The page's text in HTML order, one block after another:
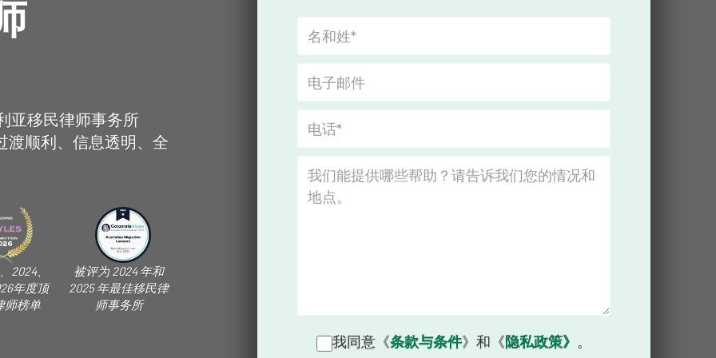
亚移民律师事务所
渡顺利、信息透明、全
2024、
年度顶
师榜单
被评为 2024 年和
2025 年最佳移民律
师事务所
我同意《条款与条件》和《隐私政策》 。